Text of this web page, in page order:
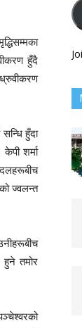
हुँदै
हुँदा
शर्मा
ज्वलन्त
हुने तमोर